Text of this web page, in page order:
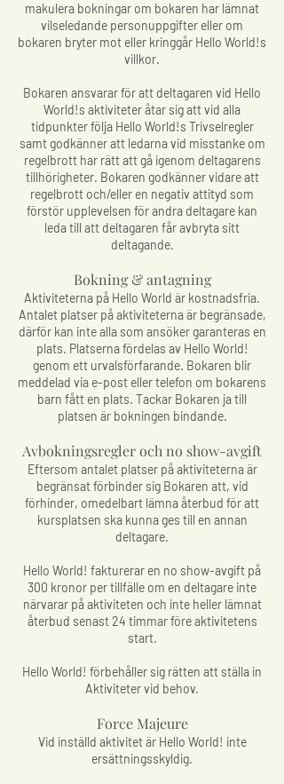
makulera bokningar om bokaren har lämnat
vilseledande personuppgifter eller om
bokaren bryter mot eller kringgår Hello World!s
villkor.
Bokaren ansvarar för att deltagaren vid Hello
World!s aktiviteter åtar sig att vid alla
tidpunkter följa Hello World!s Trivselregler
samt godkänner att ledarna vid misstanke om
regelbrott har rätt att gå igenom deltagarens
tillhörigheter. Bokaren godkänner vidare att
regelbrott och/eller en negativ attityd som
förstör upplevelsen för andra deltagare kan
leda till att deltagaren får avbryta sitt
deltagande.
Bokning & antagning
Aktiviteterna på Hello World är kostnadsfria.
Antalet platser på aktiviteterna är begränsade,
därför kan inte alla som ansöker garanteras en
plats. Platserna fördelas av Hello World!
genom ett urvalsförfarande. Bokaren blir
meddelad via e-post eller telefon om bokarens
barn fått en plats. Tackar Bokaren ja till
platsen är bokningen bindande.
Avbokningsregler och no show-avgift
Eftersom antalet platser på aktiviteterna är
begränsat förbinder sig Bokaren att, vid
förhinder, omedelbart lämna återbud för att
kursplatsen ska kunna ges till en annan
deltagare.
Hello World! fakturerar en no show-avgift på
300 kronor per tillfälle om en deltagare inte
närvarar på aktiviteten och inte heller lämnat
återbud senast 24 timmar före aktivitetens
start.
Hello World! förbehåller sig rätten att ställa in
Aktiviteter vid behov.
Force Majeure
Vid inställd aktivitet är Hello World! inte
ersättningsskyldig.